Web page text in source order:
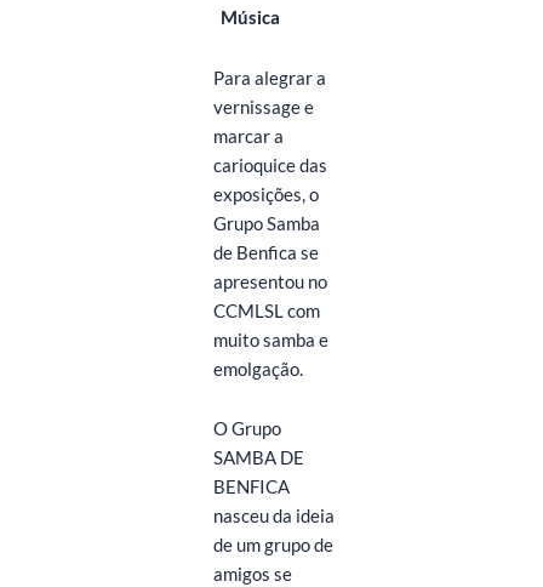
Música
Para alegrar a
vernissage e
marcar a
carioquice das
exposições, o
Grupo Samba
de Benfica se
apresentou no
CCMLSL com
muito samba e
emolgação.
O Grupo
SAMBA DE
BENFICA
nasceu da ideia
de um grupo de
amigos se